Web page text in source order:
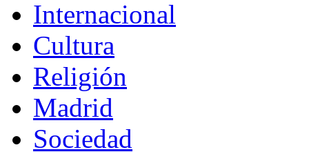
Internacional
Cultura
Religión
Madrid
Sociedad